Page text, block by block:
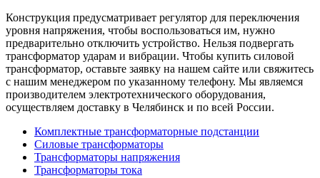
Конструкция предусматривает регулятор для переключения
уровня напряжения, чтобы воспользоваться им, нужно
предварительно отключить устройство. Нельзя подвергать
трансформатор ударам и вибрации. Чтобы купить силовой
трансформатор, оставьте заявку на нашем сайте или свяжитесь
с нашим менеджером по указанному телефону. Мы являемся
производителем электротехнического оборудования,
осуществляем доставку в Челябинск и по всей России.
Комплектные трансформаторные подстанции
Силовые трансформаторы
Трансформаторы напряжения
Трансформаторы тока